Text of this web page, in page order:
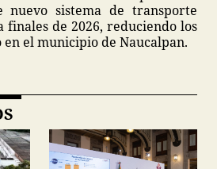
nuevo sistema de transporte
finales de 2026, reduciendo los
el municipio de Naucalpan.